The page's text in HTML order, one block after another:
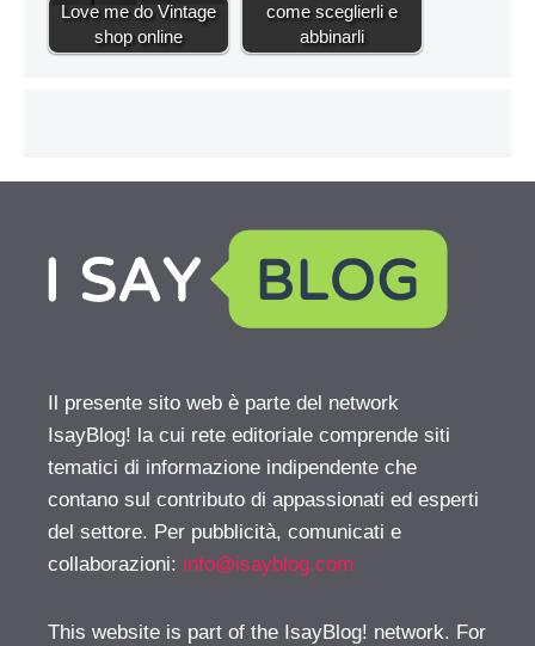
Love me do Vintage
shop online
come sceglierli e
abbinarli
Il presente sito web è parte del network
IsayBlog! la cui rete editoriale comprende siti
tematici di informazione indipendente che
contano sul contributo di appassionati ed esperti
del settore. Per pubblicità, comunicati e
collaborazioni: info@isayblog.com
This website is part of the IsayBlog! network. For